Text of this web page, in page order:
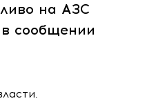
на АЗС
сообщении